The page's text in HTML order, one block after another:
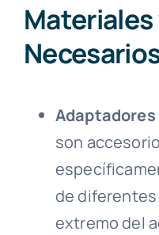
son
de diferentes
extremo del